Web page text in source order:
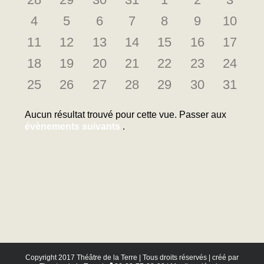
Évènements
évènementsévènementsévènementsévènementsévènements
évènements
0
évènements
4
0
évènements
5
0
évènements
6
0
évènements
7
0
évènements
8
0
évènements
9
0
10
0
évènements
11
0
évènements
12
0
évènements
13
0
évènements
14
0
évènements
15
0
évènements
16
0
17
0
évènements
18
0
évènements
19
0
évènements
20
0
évènements
21
0
évènements
22
0
évènements
23
0
24
0
25
0
26
0
27
0
28
0
29
0
30
0
31
Notice
Aucun résultat trouvé pour cette vue. Passer aux
évènements suivants .
Copyright 2017 Théâtre de la Terre | Tous droits réservés | créé par